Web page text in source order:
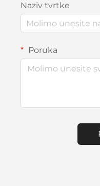
Naziv tvrtke
Poruka